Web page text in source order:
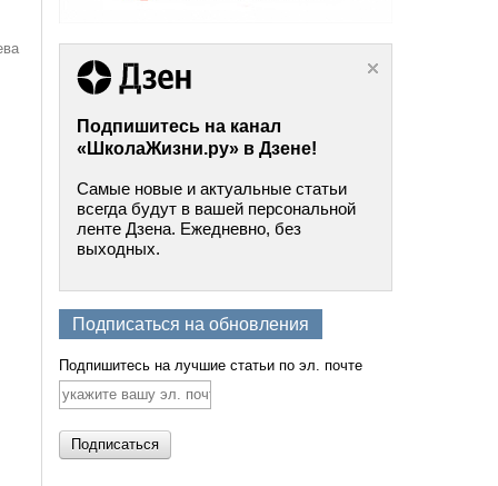
Подпишитесь на канал
«ШколаЖизни.ру» в Дзене!
Самые новые и актуальные статьи
всегда будут в вашей персональной
ленте Дзена. Ежедневно, без
выходных.
Подписаться на обновления
Подпишитесь на лучшие статьи по эл. почте